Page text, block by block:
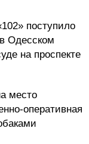
поступило
Одесском
на проспекте
место
оперативная